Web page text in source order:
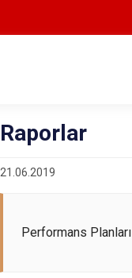
Raporlar
21.06.2019
Performans Planları